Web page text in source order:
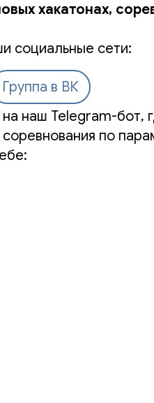
хакатонах,
социальные сети:
Группа в ВК
наш Telegram-бот,
по